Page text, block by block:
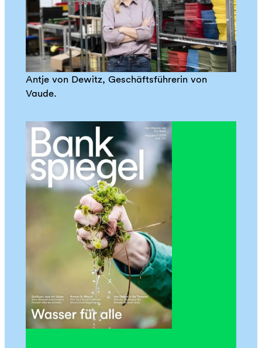
Antje von Dewitz, Geschäftsführerin von
Vaude.